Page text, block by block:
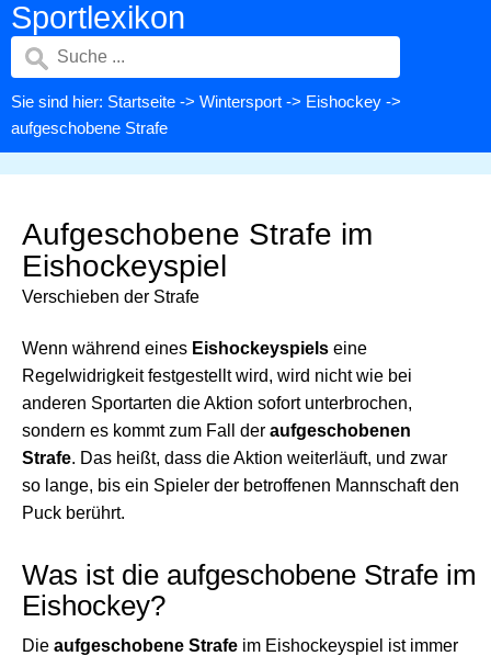
Sportlexikon
Sie sind hier: Startseite -> Wintersport -> Eishockey ->
aufgeschobene Strafe
Aufgeschobene Strafe im
Eishockeyspiel
Verschieben der Strafe
Wenn während eines Eishockeyspiels eine
Regelwidrigkeit festgestellt wird, wird nicht wie bei
anderen Sportarten die Aktion sofort unterbrochen,
sondern es kommt zum Fall der aufgeschobenen
Strafe. Das heißt, dass die Aktion weiterläuft, und zwar
so lange, bis ein Spieler der betroffenen Mannschaft den
Puck berührt.
Was ist die aufgeschobene Strafe im
Eishockey?
Die aufgeschobene Strafe im Eishockeyspiel ist immer